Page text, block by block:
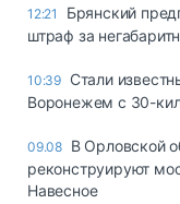
12:21
Брянский
штраф за
10:39 Стали
Воронежем с 30-
09.08 В Орловской
реконструируют
Навесное